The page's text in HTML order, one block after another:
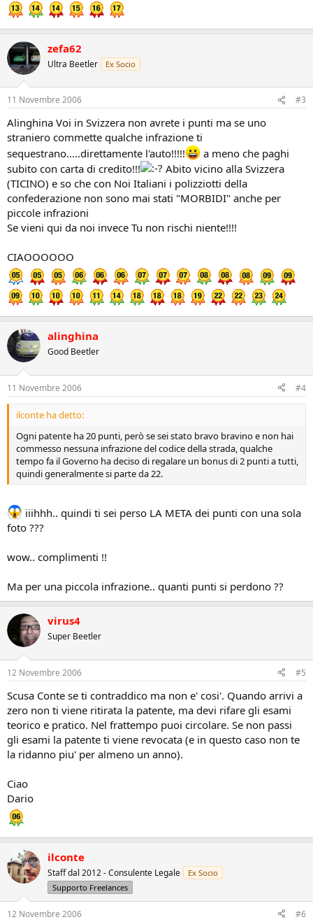
zefa62
Ultra Beetler Ex Socio
11 Novembre 2006 #3
Alinghina Voi in Svizzera non avrete i punti ma se uno
straniero commette qualche infrazione ti
sequestrano.....direttamente l'auto!!!!!
a meno che paghi
subito con carta di credito!!!
Abito vicino alla Svizzera
(TICINO) e so che con Noi Italiani i polizziotti della
confederazione non sono mai stati "MORBIDI" anche per
piccole infrazioni
Se vieni qui da noi invece Tu non rischi niente!!!!
CIAOOOOOO
alinghina
Good Beetler
11 Novembre 2006 #4
ilconte ha detto:
Ogni patente ha 20 punti, però se sei stato bravo bravino e non hai
commesso nessuna infrazione del codice della strada, qualche
tempo fa il Governo ha deciso di regalare un bonus di 2 punti a tutti,
quindi generalmente si parte da 22.
iiihhh.. quindi ti sei perso LA META dei punti con una sola
foto ???
wow.. complimenti !!
Ma per una piccola infrazione.. quanti punti si perdono ??
virus4
Super Beetler
12 Novembre 2006 #5
Scusa Conte se ti contraddico ma non e' cosi'. Quando arrivi a
zero non ti viene ritirata la patente, ma devi rifare gli esami
teorico e pratico. Nel frattempo puoi circolare. Se non passi
gli esami la patente ti viene revocata (e in questo caso non te
la ridanno piu' per almeno un anno).
Ciao
Dario
ilconte
Staff dal 2012 - Consulente Legale
Ex Socio
Supporto Freelances
12 Novembre 2006 #6